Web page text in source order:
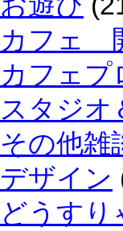
カフェ
カフェプ
スタジオ
その他雑
デザイン
どうすり